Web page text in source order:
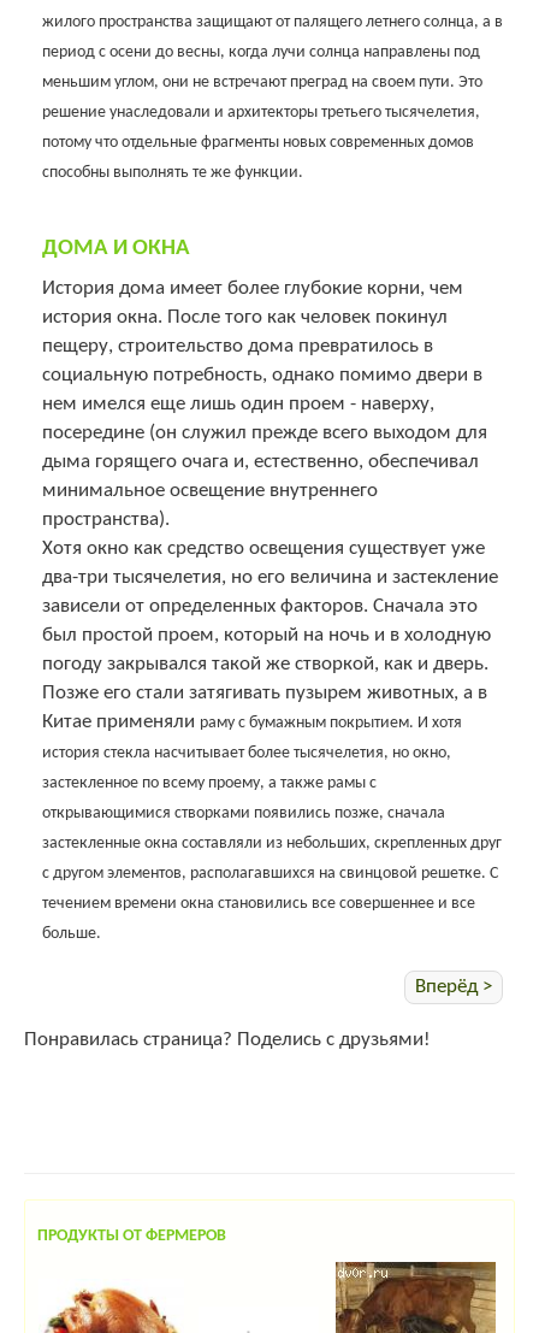
жилого пространства защищают от палящего летнего солнца, а в
период с осени до весны, когда лучи солнца направлены под
меньшим углом, они не встречают преград на своем пути. Это
решение унаследовали и архитекторы третьего тысячелетия,
потому что отдельные фрагменты новых современных домов
способны выполнять те же функции.
ДОМА И ОКНА
История дома имеет более глубокие корни, чем
история окна. После того как человек покинул
пещеру, строительство дома превратилось в
социальную потребность, однако помимо двери в
нем имелся еще лишь один проем - наверху,
посередине (он служил прежде всего выходом для
дыма горящего очага и, естественно, обеспечивал
минимальное освещение внутреннего
пространства).
Хотя окно как средство освещения существует уже
два-три тысячелетия, но его величина и застекление
зависели от определенных факторов. Сначала это
был простой проем, который на ночь и в холодную
погоду закрывался такой же створкой, как и дверь.
Позже его стали затягивать пузырем животных, а в
Китае применяли раму с бумажным покрытием. И хотя
история стекла насчитывает более тысячелетия, но окно,
застекленное по всему проему, а также рамы с
открывающимися створками появились позже, сначала
застекленные окна составляли из небольших, скрепленных друг
с другом элементов, располагавшихся на свинцовой решетке. С
течением времени окна становились все совершеннее и все
больше.
Вперёд >
Понравилась страница? Поделись с друзьями!
ПРОДУКТЫ ОТ ФЕРМЕРОВ